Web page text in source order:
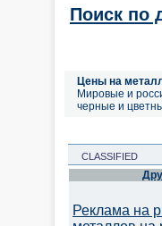
Поиск по
Цены на
Мировые и
черные и
CLASSIFIED
Реклама на